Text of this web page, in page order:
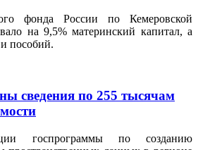
фонда России по Кемеровской
на 9,5% материнский капитал, а
пособий.
сведения по 255 тысячам
госпрограммы по созданию